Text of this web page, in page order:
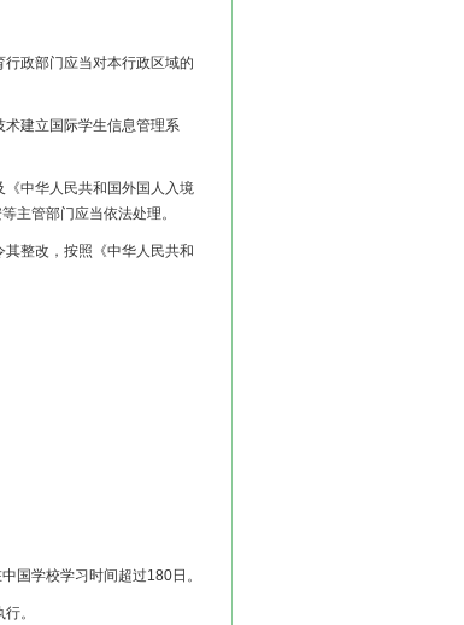
政部门应当对本行政区域的
建立国际学生信息管理系
中华人民共和国外国人入境
主管部门应当依法处理。
整改，按照《中华人民共和
学校学习时间超过180日。
。